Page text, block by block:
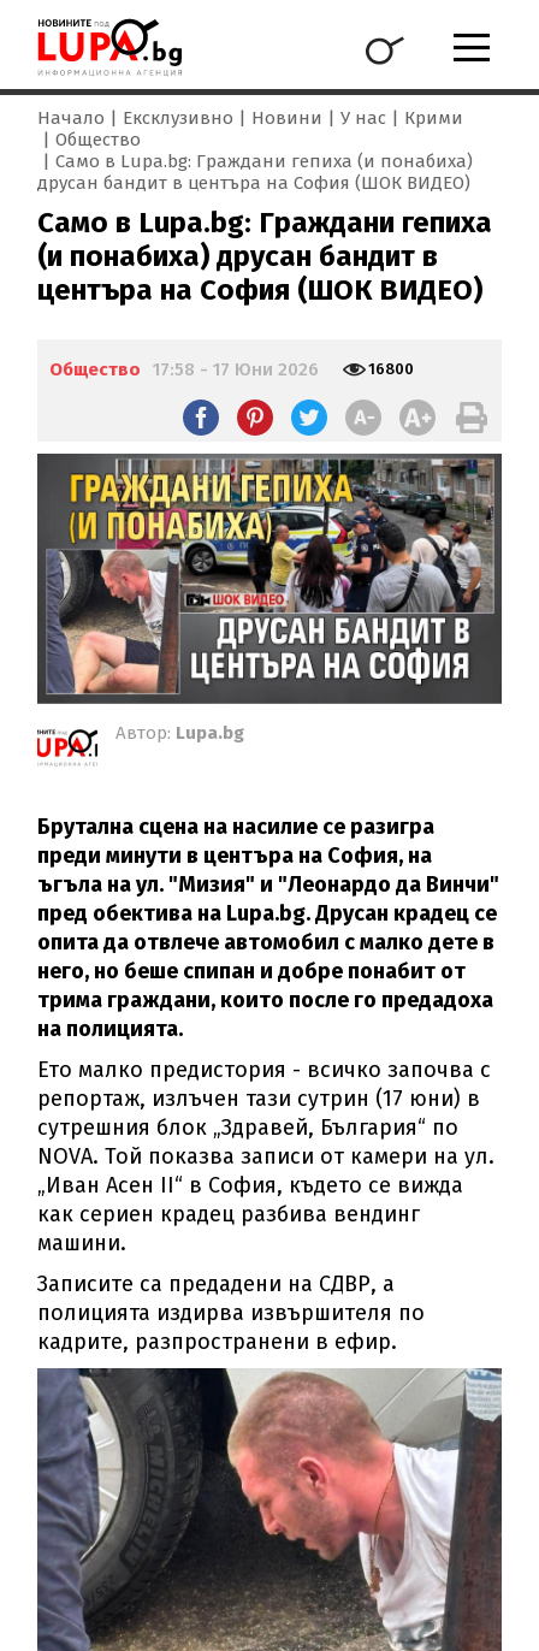
Начало Ексклузивно Новини У нас
Крими
Общество
Само в Lupa.bg: Граждани гепиха (и понабиха)
друсан бандит в центъра на София (ШОК ВИДЕО)
Само в Lupa.bg: Граждани гепиха
(и понабиха) друсан бандит в
центъра на София (ШОК ВИДЕО)
Общество 17:58 - 17 Юни 2026 16800
Автор: Lupa.bg
Брутална сцена на насилие се разигра
преди минути в центъра на София, на
ъгъла на ул. "Мизия" и "Леонардо да Винчи"
пред обектива на Lupa.bg. Друсан крадец се
опита да отвлече автомобил с малко дете в
него, но беше спипан и добре понабит от
трима граждани, които после го предадоха
на полицията.
Ето малко предистория - всичко започва с
репортаж, излъчен тази сутрин (17 юни) в
сутрешния блок „Здравей, България“ по
NOVA. Той показва записи от камери на ул.
„Иван Асен II“ в София, където се вижда
как сериен крадец разбива вендинг
машини.
Записите са предадени на СДВР, а
полицията издирва извършителя по
кадрите, разпространени в ефир.